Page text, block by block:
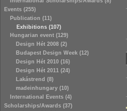
Events (255)
Publication (11)
Exhibitions (107)
Hungarian event (129)
Design Hét 2008 (2)
Budapest Design Week (12)
Design Hét 2010 (16)
Design Hét 2011 (24)
Lakástrend (8)
madeinhungary (10)
International Events (4)
Scholarships/Awards (37)